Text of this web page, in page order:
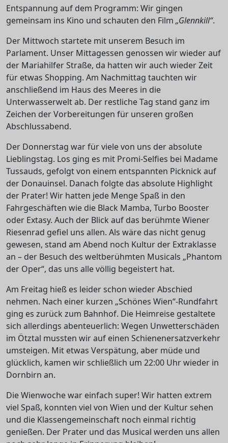
Entspannung auf dem Programm: Wir gingen
gemeinsam ins Kino und schauten den Film „Glennkill“.
Der Mittwoch startete mit unserem Besuch im
Parlament. Unser Mittagessen genossen wir wieder auf
der Mariahilfer Straße, da hatten wir auch wieder Zeit
für etwas Shopping. Am Nachmittag tauchten wir
anschließend im Haus des Meeres in die
Unterwasserwelt ab. Der restliche Tag stand ganz im
Zeichen der Vorbereitungen für unseren großen
Abschlussabend.
Der Donnerstag war für viele von uns der absolute
Lieblingstag. Los ging es mit Promi-Selfies bei Madame
Tussauds, gefolgt von einem entspannten Picknick auf
der Donauinsel. Danach folgte das absolute Highlight
der Prater! Wir hatten jede Menge Spaß in den
Fahrgeschäften wie die Black Mamba, Turbo Booster
oder Extasy. Auch der Blick auf das berühmte Wiener
Riesenrad gefiel uns allen. Als wäre das nicht genug
gewesen, stand am Abend noch Kultur der Extraklasse
an – der Besuch des weltberühmten Musicals „Phantom
der Oper“, das uns alle völlig begeistert hat.
Am Freitag hieß es leider schon wieder Abschied
nehmen. Nach einer kurzen „Schönes Wien“-Rundfahrt
ging es zurück zum Bahnhof. Die Heimreise gestaltete
sich allerdings abenteuerlich: Wegen Unwetterschäden
im Ötztal mussten wir auf einen Schienenersatzverkehr
umsteigen. Mit etwas Verspätung, aber müde und
glücklich, kamen wir schließlich um 22:00 Uhr wieder in
Dornbirn an.
Die Wienwoche war einfach super! Wir hatten extrem
viel Spaß, konnten viel von Wien und der Kultur sehen
und die Klassengemeinschaft noch einmal richtig
genießen. Der Prater und das Musical werden uns allen